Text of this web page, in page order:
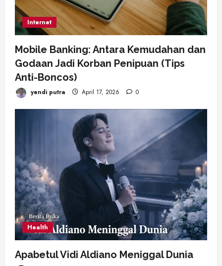
Internet
Mobile Banking: Antara Kemudahan dan
Godaan Jadi Korban Penipuan (Tips
Anti-Boncos)
yendi putra April 17, 2026 0
Health
Apabetul Vidi Aldiano Meniggal Dunia